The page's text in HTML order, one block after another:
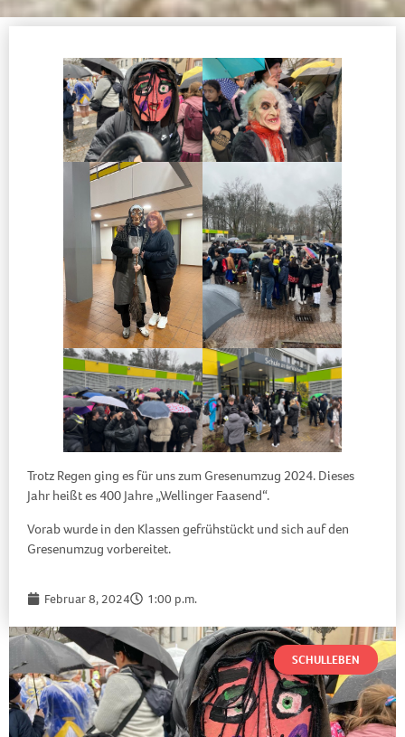
Trotz Regen ging es für uns zum Gresenumzug 2024. Dieses
Jahr heißt es 400 Jahre „Wellinger Faasend“.
Vorab wurde in den Klassen gefrühstückt und sich auf den
Gresenumzug vorbereitet.
Februar 8, 2024 1:00 p.m.
SCHULLEBEN